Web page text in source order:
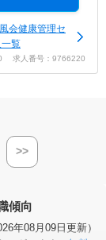
会健康管理セ
覧
求人番号：9766220
>>
傾向
年08月09日更新）